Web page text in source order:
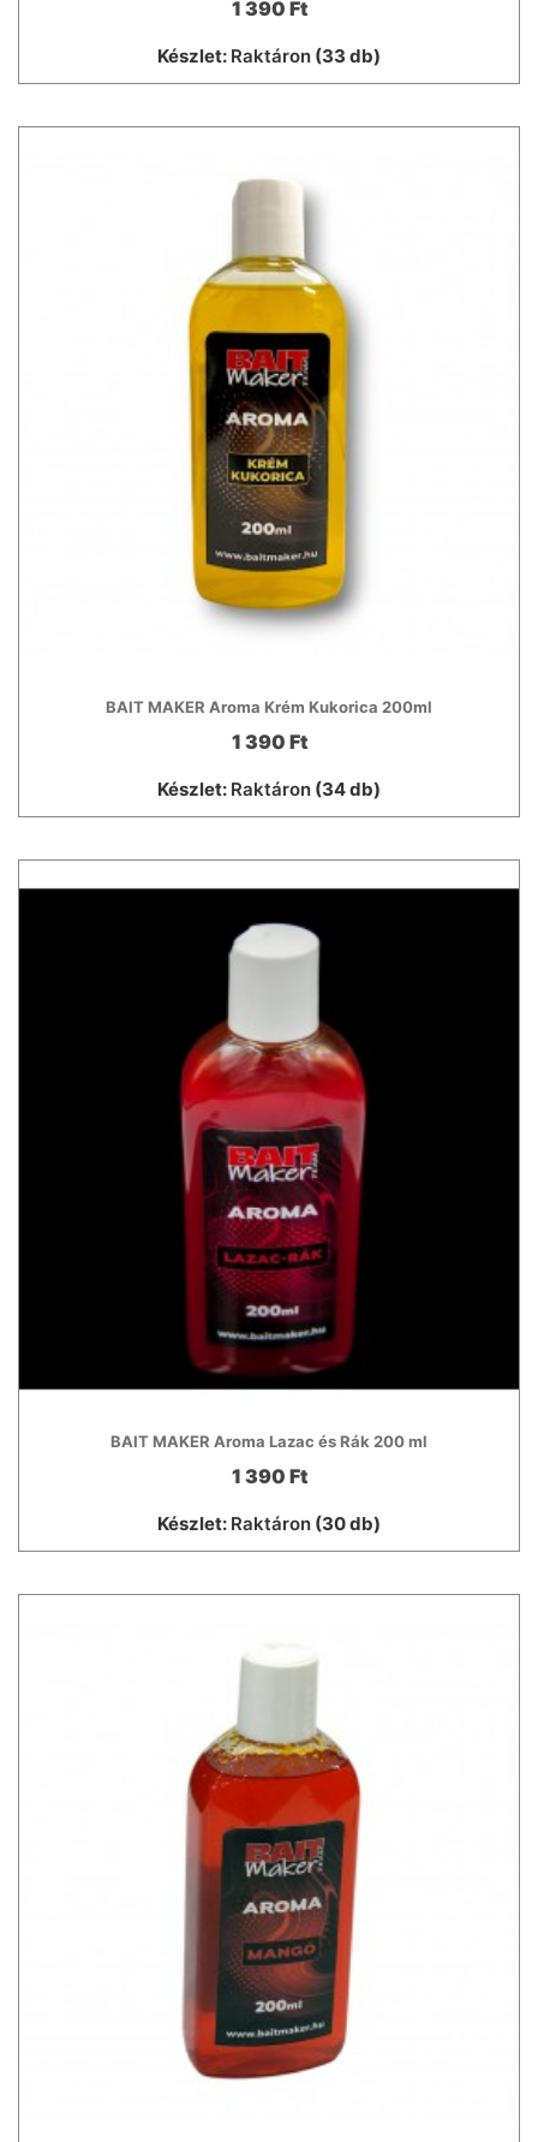
1 390 Ft
Készlet: Raktáron (33 db)
BAIT MAKER Aroma Krém Kukorica 200ml
1 390 Ft
Készlet: Raktáron (34 db)
BAIT MAKER Aroma Lazac és Rák 200 ml
1 390 Ft
Készlet: Raktáron (30 db)